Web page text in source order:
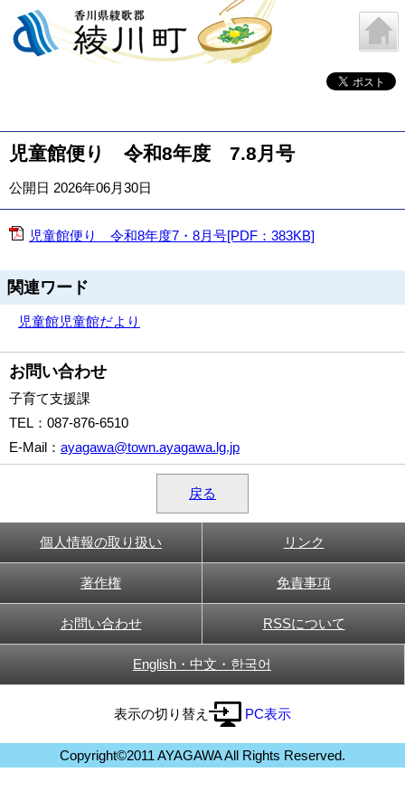
児童館便り 令和8年度 7.8月号
公開日 2026年06月30日
児童館便り 令和8年度7・8月号[PDF：383KB]
関連ワード
児童館児童館だより
お問い合わせ
子育て支援課
TEL ：087-876-6510
E-Mail ： ayagawa@town.ayagawa.lg.jp
戻る
個人情報の取り扱い リンク
著作権 免責事項
お問い合わせ RSSについて
English・中文・한국어
表示の切り替え PC表示
Copyright©2011 AYAGAWA All Rights Reserved.